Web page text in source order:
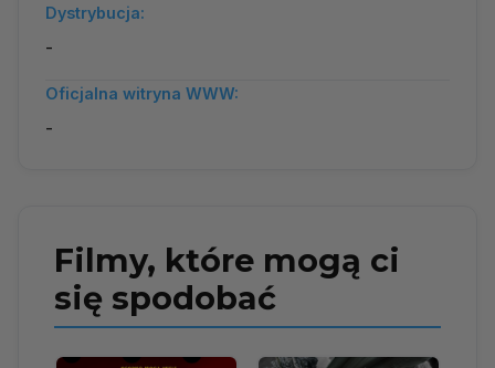
Dystrybucja:
-
Oficjalna witryna WWW:
-
Filmy, które mogą ci
się spodobać